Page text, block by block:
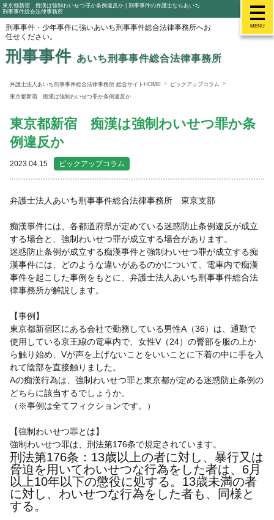
MENU
東京都新宿 痴漢は強制わいせつ罪か条例違反か | 刑事事件の弁護士ならあいち
刑事事件総合法律事務所
刑事事件・少年事件に強いあいち刑事事件総合法律事務所へお
任せください。
刑事事件 あいち刑事事件総合法律事務所
弁護士法人あいち刑事事件総合法律事務所 総合サイトHOME
ピックアップコラム
東京都新宿 痴漢は強制わいせつ罪か条例違反か
東京都新宿 痴漢は強制わいせつ罪か条
例違反か
2023.04.15 ピックアップコラム
弁護士法人あいち刑事事件総合法律事務所 東京支部
痴漢事件には、各都道府県が定めている迷惑防止条例違反が成立
する場合と、強制わいせつ罪が成立する場合があります。
迷惑防止条例が成立する痴漢事件と強制わいせつ罪が成立する痴
漢事件には、どのような違いがあるのかについて、電車内で痴漢
事件を起こした事例をもとに、弁護士法人あいち刑事事件総合法
律事務所が解説します。
【事例】
東京都新宿区にある会社で勤務している男性A（36）は、通勤で
使用している京王線の電車内で、女性V（24）の臀部を服の上か
ら触り始め、Vが声を上げないことをいいことに下着の中に手を入
れて陰部を直接触りました。
Aの痴漢行為は、強制わいせつ罪と東京都が定める迷惑防止条例の
どちらに該当するでしょうか。
（※事例は全てフィクションです。）
【強制わいせつ罪とは】
強制わいせつ罪は、刑法第176条で規定されています。
刑法第176条：13歳以上の者に対し、暴行又は
脅迫を用いてわいせつな行為をした者は、6月
以上10年以下の懲役に処する。13歳未満の者
に対し、わいせつな行為をした者も、同様と
する。